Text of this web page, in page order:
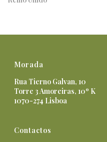
Morada
Rua Tierno Galvan, 10
Torre 3 Amoreiras, 10º K
1070-274 Lisboa
Contactos